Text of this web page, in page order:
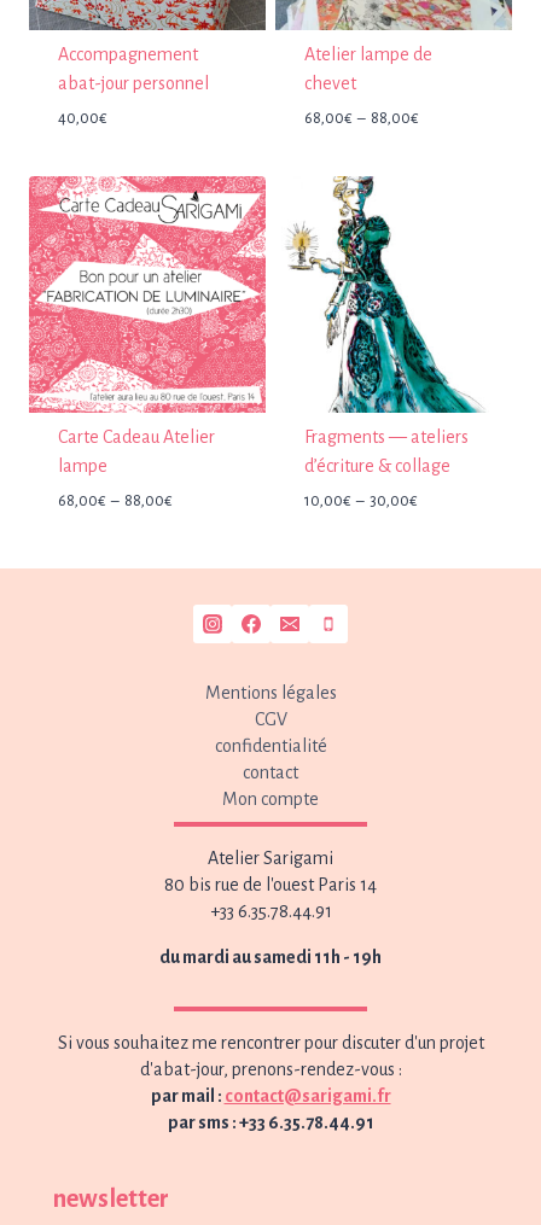
Accompagnement
abat-jour personnel
40,00€
Atelier lampe de
chevet
68,00€ – 88,00€
Carte Cadeau Atelier
lampe
68,00€ – 88,00€
68,00€
88,00€
Fragments — ateliers
d’écriture & collage
10,00€ – 30,00€
10,00€
Mentions légales
CGV
confidentialité
contact
Mon compte
Atelier Sarigami
80 bis rue de l'ouest Paris 14
+33 6.35.78.44.91
du mardi au samedi 11h - 19h
Si vous souhaitez me rencontrer pour discuter d'un projet
d'abat-jour, prenons-rendez-vous :
par mail : contact@sarigami.fr
par sms : +33 6.35.78.44.91
newsletter